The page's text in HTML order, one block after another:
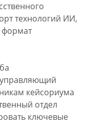
технологий ИИ,
формат
кейсориума
отдел
ключевые